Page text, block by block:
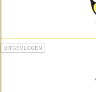
UITGEVLOGEN